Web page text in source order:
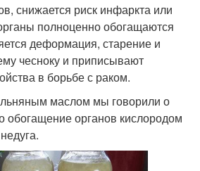
снижается риск инфаркта или
полноценно обогащаются
деформация, старение и
чесноку и приписывают
в борьбе с раком.
льняным маслом мы говорили о
обогащение органов кислородом